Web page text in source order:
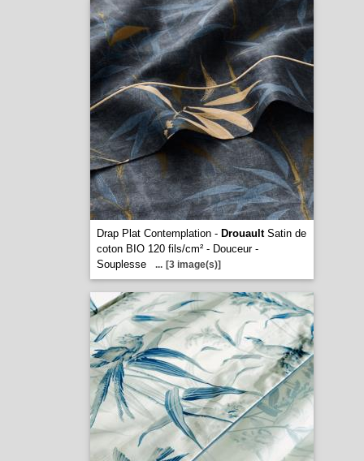
Drap Plat Contemplation - DrouaultSatin de
coton BIO 120 fils/cm² - Douceur -
Souplesse
... [3 image(s)]